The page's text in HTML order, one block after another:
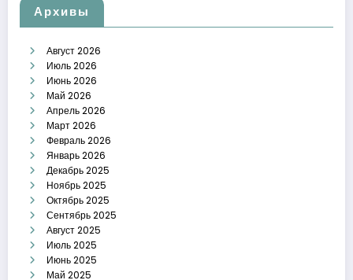
Архивы
Август 2026
Июль 2026
Июнь 2026
Май 2026
Апрель 2026
Март 2026
Февраль 2026
Январь 2026
Декабрь 2025
Ноябрь 2025
Октябрь 2025
Сентябрь 2025
Август 2025
Июль 2025
Июнь 2025
Май 2025